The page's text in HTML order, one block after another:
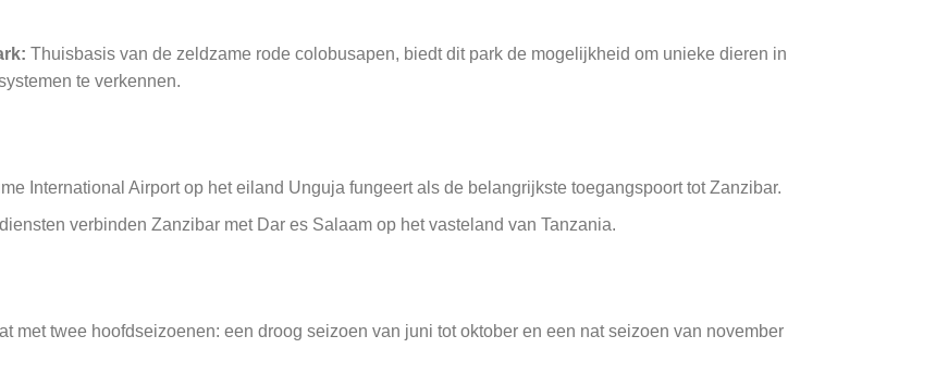
Thuisbasis van de zeldzame rode colobusapen, biedt dit park de mogelijkheid om unieke dieren in
te verkennen.
International Airport op het eiland Unguja fungeert als de belangrijkste toegangspoort tot Zanzibar.
verbinden Zanzibar met Dar es Salaam op het vasteland van Tanzania.
met twee hoofdseizoenen: een droog seizoen van juni tot oktober en een nat seizoen van november